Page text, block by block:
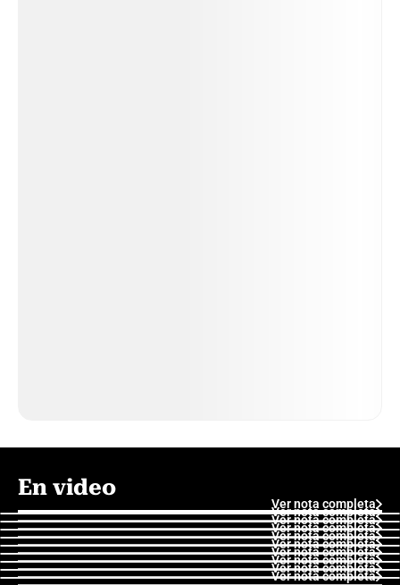
En video
Ver nota completa
Ver nota completa
Ver nota completa
Ver nota completa
Ver nota completa
Ver nota completa
Ver nota completa
Ver nota completa
Ver nota completa
Ver nota completa